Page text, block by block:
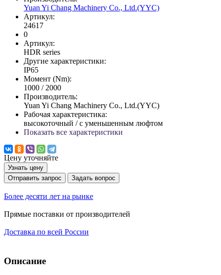
Yuan Yi Chang Machinery Co., Ltd.(YYC)
Артикул:
24617
0
Артикул:
HDR series
Другие характеристики:
IP65
Момент (Nm):
1000 / 2000
Производитель:
Yuan Yi Chang Machinery Co., Ltd.(YYC)
Рабочая характеристика:
высокоточный / с уменьшенным люфтом
Показать все характеристики
Цену уточняйте
Узнать цену
Отправить запрос
Задать вопрос
Более десяти лет на рынке
Прямые поставки от производителей
Доставка по всей России
Описание